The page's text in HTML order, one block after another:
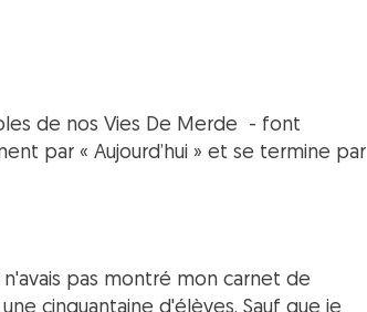
de nos Vies De Merde - font
par « Aujourd’hui » et se termine par
pas montré mon carnet de